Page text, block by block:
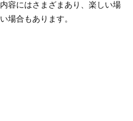
容にはさまざまあり、楽しい場
場合もあります。